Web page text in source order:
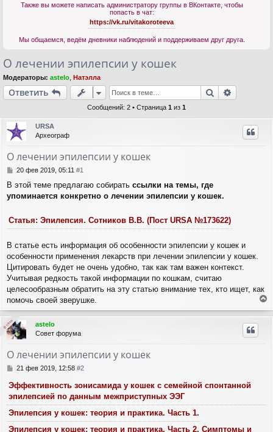
Также вы можете написать администратору группы в ВКонтакте, чтобы
попасть в чат:
https://vk.ru/vitakoroteeva
Мы общаемся, ведём дневники наблюдений и поддерживаем друг друга.
О лечении эпилепсии у кошек
Модераторы: astelo Натэлла
Ответить Поиск
Сообщений: 2 • Страница 1 из 1
URSA
Археограф
О лечении эпилепсии у кошек
С
о
б
н
е
20 фев 2019, 05:11 #1
В этой теме предлагаю собирать ссылки на темы, где
упоминается конкретно о лечении эпилепсии у кошек.
Статья: Эпилепсия. Сотников В.В. (Пост URSA №173622)
В статье есть информация об особенности эпилепсии у кошек и
особенности применения лекарств при лечении эпилепсии у кошек.
Цитировать будет не очень удобно, так как там важен контекст.
Учитывая редкость такой информации по кошкам, считаю
целесообразным обратить на эту статью внимание тех, кто ищет, как
помочь своей зверушке.
е
р
astelo
Совет форума
О лечении эпилепсии у кошек
С
о
б
щ
е
н
21 фев 2019, 12:58 #2
Эффективность зонисамида у кошек с семейной спонтанной
эпилепсией по данным межприступных ЭЭГ
Эпилепсия у кошек: теория и практика. Часть 1.
Эпилепсия у кошек: теория и практика. Часть 2. Симптомы и
В сети
В сети